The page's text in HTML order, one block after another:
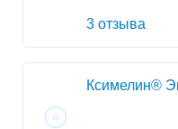
3 отзыва
Ксимелин®